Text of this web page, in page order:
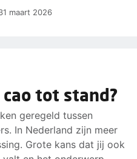
maart 2026
tot stand?
geregeld tussen
In Nederland zijn meer
Grote kans dat jij ook